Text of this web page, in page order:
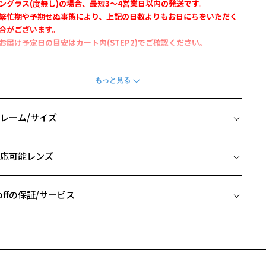
グラス(度無し)の場合、最短3～4営業日以内の発送です。
忙期や予期せぬ事態により、上記の日数よりもお日にちをいただく
がございます。
届け予定日の目安はカート内(STEP2)でご確認ください。
合せたサングラスとなります。
染みの良い小ぶりのボストンフレーム
CLASSIC』
がサングラスになって登場！
ッジ、テンプルの彫金がポイントで高級感溢れる雰囲気ながらカジ
ーム/サイズ
リッジ(鼻部分)の横幅：22mm
可能レンズ
フレームとレンズの合計料金を知りたい方へ
価格シミュレーターはこちら
の保証/サービス